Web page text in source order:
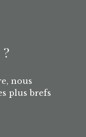
nous
plus brefs